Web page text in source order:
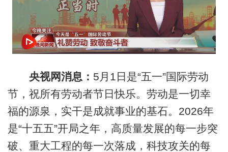
央视网消息： 5月1日是“五一”国际劳动
节，祝所有劳动者节日快乐。劳动是一切幸
福的源泉，实干是成就事业的基石。2026年
是“十五五”开局之年，高质量发展的每一步突
破、重大工程的每一次落成，科技攻关的每